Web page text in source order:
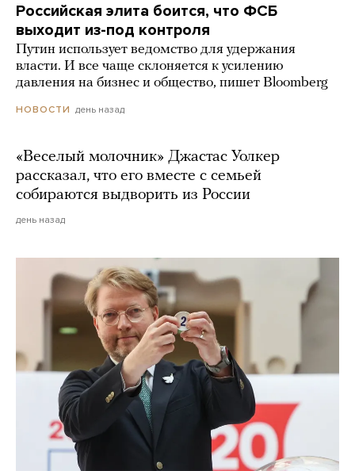
Российская элита боится, что ФСБ
выходит из-под контроля
Путин использует ведомство для удержания
власти. И все чаще склоняется к усилению
давления на бизнес и общество, пишет Bloomberg
НОВОСТИ день назад
«Веселый молочник» Джастас Уолкер
рассказал, что его вместе с семьей
собираются выдворить из России
день назад